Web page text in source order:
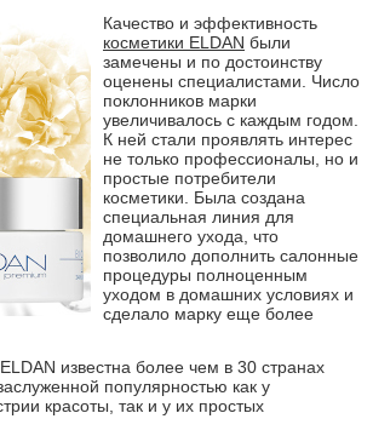
Качество и эффективность
косметики ELDAN были
замечены и по достоинству
оценены специалистами. Число
поклонников марки
увеличивалось с каждым годом.
К ней стали проявлять интерес
не только профессионалы, но и
простые потребители
косметики. Была создана
специальная линия для
домашнего ухода, что
позволило дополнить салонные
процедуры полноценным
уходом в домашних условиях и
сделало марку еще более
известна более чем в 30 странах
популярностью как у
красоты, так и у их простых